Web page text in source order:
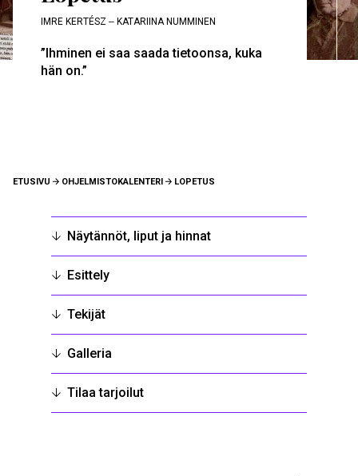
IMRE KERTÉSZ ‒ KATARIINA NUMMINEN
”Ihminen ei saa saada tietoonsa, kuka
hän on.”
MURUPOLKU
ETUSIVU OHJELMISTOKALENTERI LOPETUS
Näytännöt, liput ja hinnat
Esittely
Tekijät
Galleria
Tilaa tarjoilut